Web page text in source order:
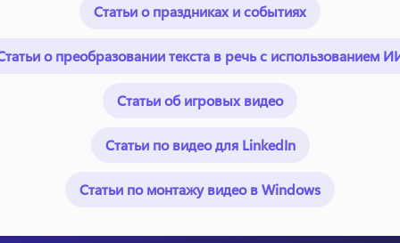
Статьи о праздниках и событиях
о преобразовании текста в речь с использованием
Статьи об игровых видео
Статьи по видео для LinkedIn
Статьи по монтажу видео в Windows